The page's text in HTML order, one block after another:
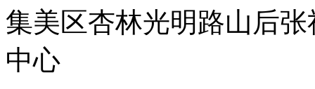
集美区杏林光明路山后
中心